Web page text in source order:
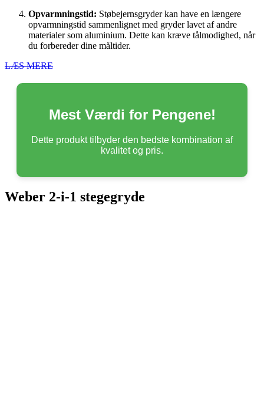
Opvarmningstid: Støbejernsgryder kan have en længere
opvarmningstid sammenlignet med gryder lavet af andre
materialer som aluminium. Dette kan kræve tålmodighed, når
du forbereder dine måltider.
LÆS MERE
Mest Værdi for Pengene!
Dette produkt tilbyder den bedste kombination af
kvalitet og pris.
Weber 2-i-1 stegegryde